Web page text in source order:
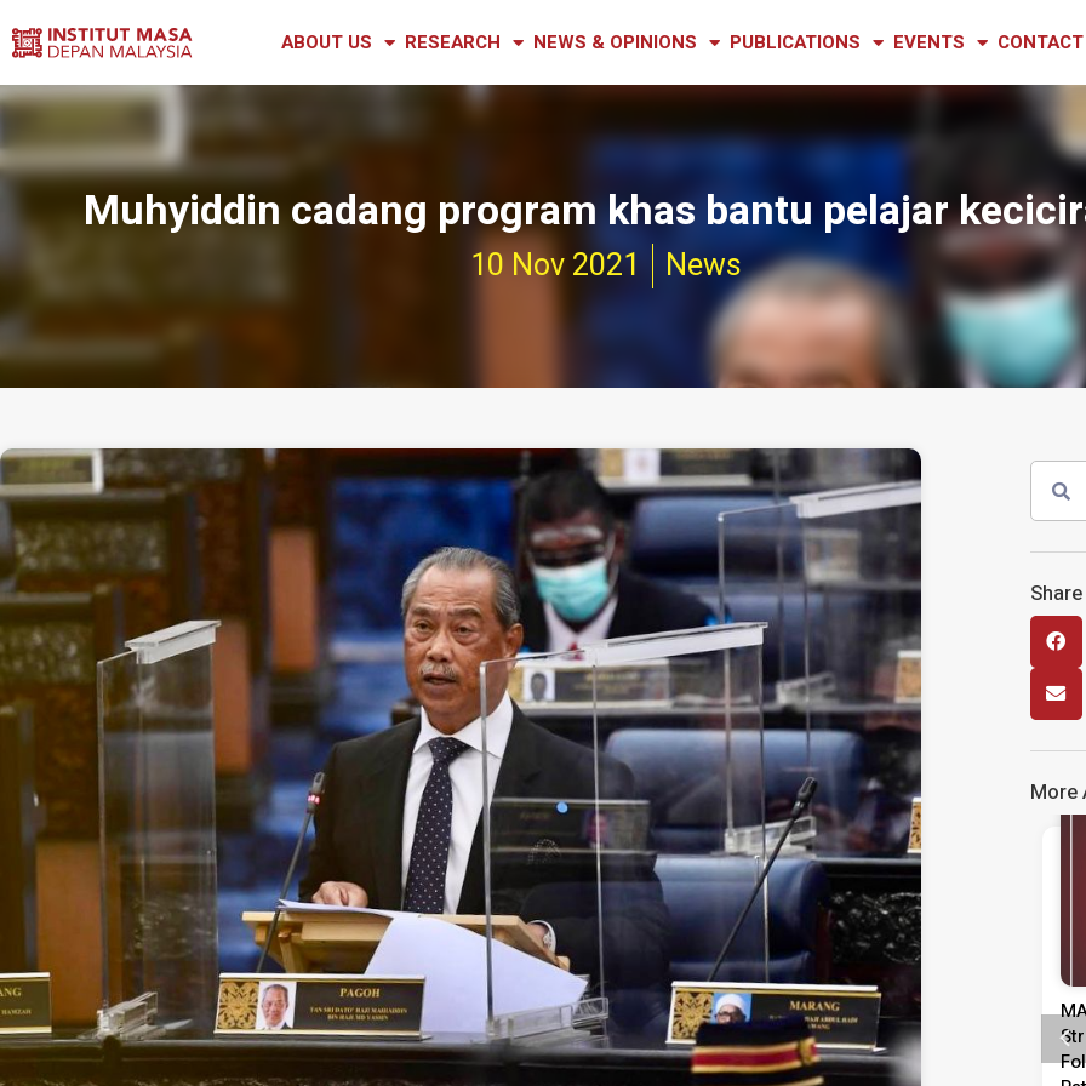
ABOUT US RESEARCH NEWS & OPINIONS PUBLICATIONS EVENTS
Muhyiddin cadang program khas bantu pelajar
10 Nov 2021 News
More
Media Release
Kenyataan Media Tinjauan
Persepsi Prestasi Pentadbiran,
Dasar Negara & Kepimpinan
Media Release
MASA Calls For Urgent Action To
Strengthen Labour Market
Following Rise In Unemployment